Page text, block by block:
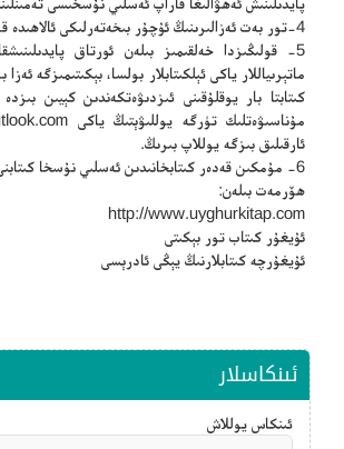
4-تور بەت ئەزالىرىنىڭ ئۇچۇر بىخەتەرلىكى ئالاھىدە قوغدىلىدۇ.
5- قولىڭىزدا خەلقىمىز بىلەن ئورتاق
ماتېرىياللار ياكى ئېلكىتابلار بولسا، بېكىتىمىزگە
كىتابتا بار يوقلۇقىنى ئىزدىۋەتكەندىن كېيىن بىزدە
مۇناسىۋەتلىك تۈرگە يوللىۋېتىڭ ياكى
ئارقىلىق بىزگە يوللاپ بىرىڭ.
6- مۇمكىن قەدەر كىتابخانىدىن ئەسلىي نۇسخا كىتابنى سېتىۋېلىپ ئوقۇڭ.
ھۆرمەت بىلەن:
http://www.uyghurkitap.com
ئۇيغۇر كىتاب تور بېكىتى
ئۇيغۇرچە كىتابلارنىڭ يېڭى ئادرېسى
ئىنكاسلار
ئىنكاس يوللاش